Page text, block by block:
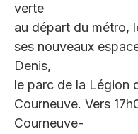
verte
au départ du métro,
ses nouveaux
Denis,
le parc de la Légion
Courneuve. Vers
Courneuve-